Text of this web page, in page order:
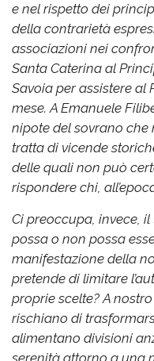
e nel rispetto dei
della contrarietà
associazioni nei
Santa Caterina al
Savoia per assistere al
mese.A Emanuele
nipote del sovrano che
tratta di vicende
delle quali non può
rispondere chi,
Ci preoccupa, invece,
possa o non possa
manifestazione della
pretende di limitare
proprie scelte?A
rischiano di
alimentano divisioni